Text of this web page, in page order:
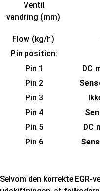
Ventil
vandring (mm)
Flow (kg/h)
Pin position:
Pin 1
DC
Pin 2
Pin 3
Pin 4
Pin 5
DC
Pin 6
Selvom den korrekte EGR-